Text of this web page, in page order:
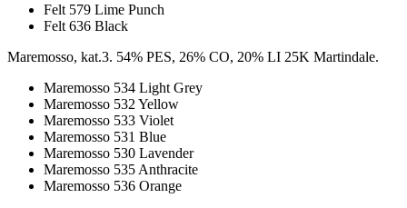
Felt 579 Lime Punch
Felt 636 Black
Maremosso, kat.3. 54% PES, 26% CO, 20% LI 25K Martindale.
Maremosso 534 Light Grey
Maremosso 532 Yellow
Maremosso 533 Violet
Maremosso 531 Blue
Maremosso 530 Lavender
Maremosso 535 Anthracite
Maremosso 536 Orange